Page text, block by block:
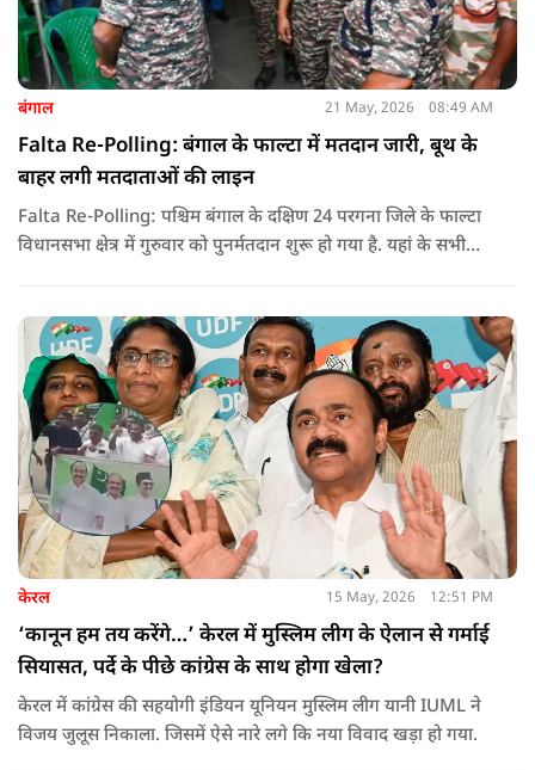
बंगाल 21 May, 2026 08:49 AM
Falta Re-Polling: बंगाल के फाल्टा में मतदान जारी, बूथ के
बाहर लगी मतदाताओं की लाइन
Falta Re-Polling: पश्चिम बंगाल के दक्षिण 24 परगना जिले के फाल्टा
विधानसभा क्षेत्र में गुरुवार को पुनर्मतदान शुरू हो गया है. यहां के सभी
केरल 15 May, 2026 12:51 PM
‘कानून हम तय करेंगे…’ केरल में मुस्लिम लीग के ऐलान से गर्माई
सियासत, पर्दे के पीछे कांग्रेस के साथ होगा खेला?
केरल में कांग्रेस की सहयोगी इंडियन यूनियन मुस्लिम लीग यानी IUML ने
विजय जुलूस निकाला. जिसमें ऐसे नारे लगे कि नया विवाद खड़ा हो गया.